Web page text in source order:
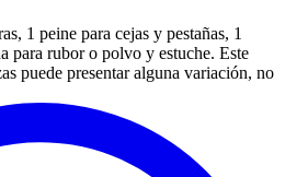
1 peine para cejas y pestañas, 1
para rubor o polvo y estuche. Este
puede presentar alguna variación, no